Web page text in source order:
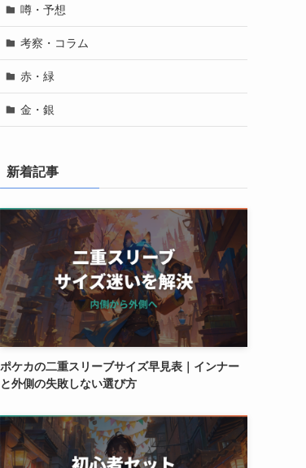
噂・予想
考察・コラム
赤・緑
金・銀
新着記事
ポケカの二重スリーブサイズ早見表｜インナー
と外側の失敗しない選び方